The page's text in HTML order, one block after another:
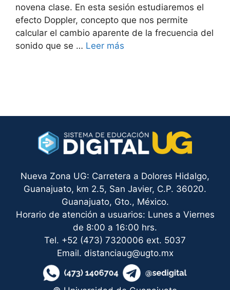
novena clase. En esta sesión estudiaremos el
efecto Doppler, concepto que nos permite
calcular el cambio aparente de la frecuencia del
sonido que se … Leer más
Nueva Zona UG: Carretera a Dolores Hidalgo,
Guanajuato, km 2.5, San Javier, C.P. 36020.
Guanajuato, Gto., México.
Horario de atención a usuarios: Lunes a Viernes
de 8:00 a 16:00 hrs.
Tel. +52 (473) 7320006 ext. 5037
Email. distanciaug@ugto.mx